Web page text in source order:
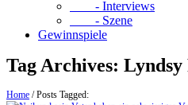
- Interviews
- Szene
Gewinnspiele
Tag Archives: Lyndsy
Home /Posts Tagged: